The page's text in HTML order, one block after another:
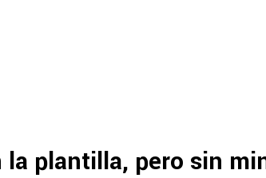
la plantilla, pero sin